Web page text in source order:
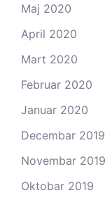
Maj 2020
April 2020
Mart 2020
Februar 2020
Januar 2020
Decembar 2019
Novembar 2019
Oktobar 2019